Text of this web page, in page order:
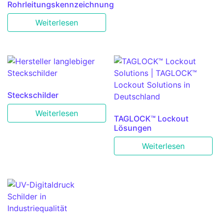
Rohrleitungskennzeichnung
Weiterlesen
Steckschilder
Weiterlesen
TAGLOCK™ Lockout
Lösungen
Weiterlesen